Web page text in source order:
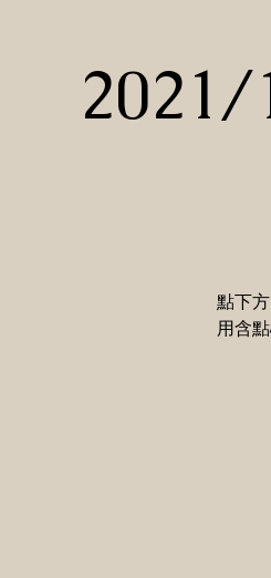
點下
用含